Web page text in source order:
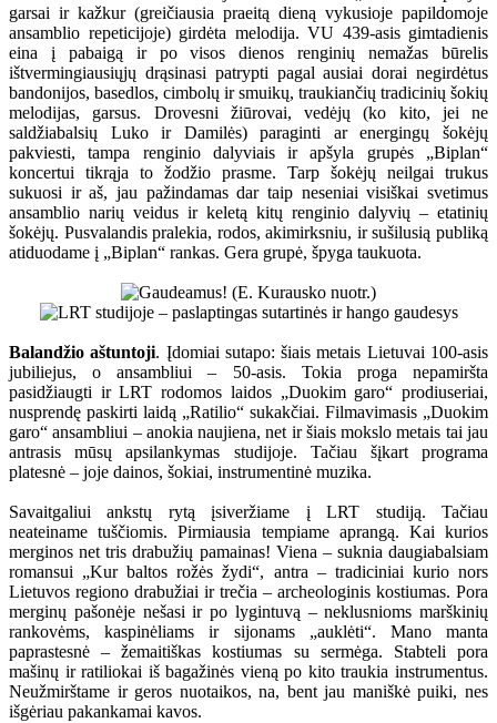
garsai ir kažkur (greičiausia praeitą dieną vykusioje papildomoje
ansamblio repeticijoje) girdėta melodija. VU 439-asis gimtadienis
eina į pabaigą ir po visos dienos renginių nemažas būrelis
ištvermingiausiųjų drąsinasi patrypti pagal ausiai dorai negirdėtus
bandonijos, basedlos, cimbolų ir smuikų, traukiančių tradicinių šokių
melodijas, garsus. Drovesni žiūrovai, vedėjų (ko kito, jei ne
saldžiabalsių Luko ir Damilės) paraginti ar energingų šokėjų
pakviesti, tampa renginio dalyviais ir apšyla grupės „Biplan“
koncertui tikrąja to žodžio prasme. Tarp šokėjų neilgai trukus
sukuosi ir aš, jau pažindamas dar taip neseniai visiškai svetimus
ansamblio narių veidus ir keletą kitų renginio dalyvių – etatinių
šokėjų. Pusvalandis pralekia, rodos, akimirksniu, ir sušilusią publiką
atiduodame į „Biplan“ rankas. Gera grupė, špyga taukuota.
Balandžio aštuntoji. Įdomiai sutapo: šiais metais Lietuvai 100-asis
jubiliejus, o ansambliui – 50-asis. Tokia proga nepamiršta
pasidžiaugti ir LRT rodomos laidos „Duokim garo“ prodiuseriai,
nusprendę paskirti laidą „Ratilio“ sukakčiai. Filmavimasis „Duokim
garo“ ansambliui – anokia naujiena, net ir šiais mokslo metais tai jau
antrasis mūsų apsilankymas studijoje. Tačiau šįkart programa
platesnė – joje dainos, šokiai, instrumentinė muzika.
Savaitgaliui ankstų rytą įsiveržiame į LRT studiją. Tačiau
neateiname tuščiomis. Pirmiausia tempiame aprangą. Kai kurios
merginos net tris drabužių pamainas! Viena – suknia daugiabalsiam
romansui „Kur baltos rožės žydi“, antra – tradiciniai kurio nors
Lietuvos regiono drabužiai ir trečia – archeologinis kostiumas. Pora
merginų pašonėje nešasi ir po lygintuvą – neklusnioms marškinių
rankovėms, kaspinėliams ir sijonams „auklėti“. Mano manta
paprastesnė – žemaitiškas kostiumas su sermėga. Stabteli pora
mašinų ir ratiliokai iš bagažinės vieną po kito traukia instrumentus.
Neužmirštame ir geros nuotaikos, na, bent jau maniškė puiki, nes
išgėriau pakankamai kavos.